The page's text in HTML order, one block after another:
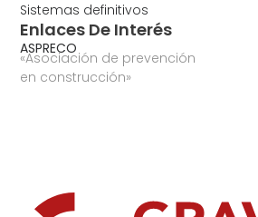
Sistemas definitivos
Enlaces De Interés
ASPRECO
«Asociación de prevención
en construcción»